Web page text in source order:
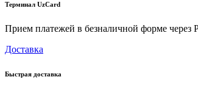
Терминал UzCard
Прием платежей в безналичной форме через
Доставка
Быстрая доставка